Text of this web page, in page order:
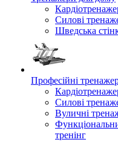
Силові
Шведська
Професійні
Силові
Вуличні
тренінг